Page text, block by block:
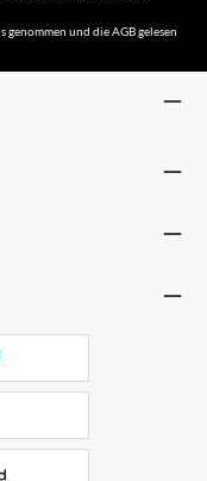
genommen und dieAGBgelesen